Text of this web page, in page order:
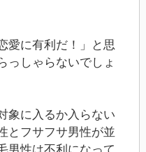
愛に有利だ！」と思
っしゃらないでしょ
象に入るか入らない
とフサフサ男性が並
男性は不利になって